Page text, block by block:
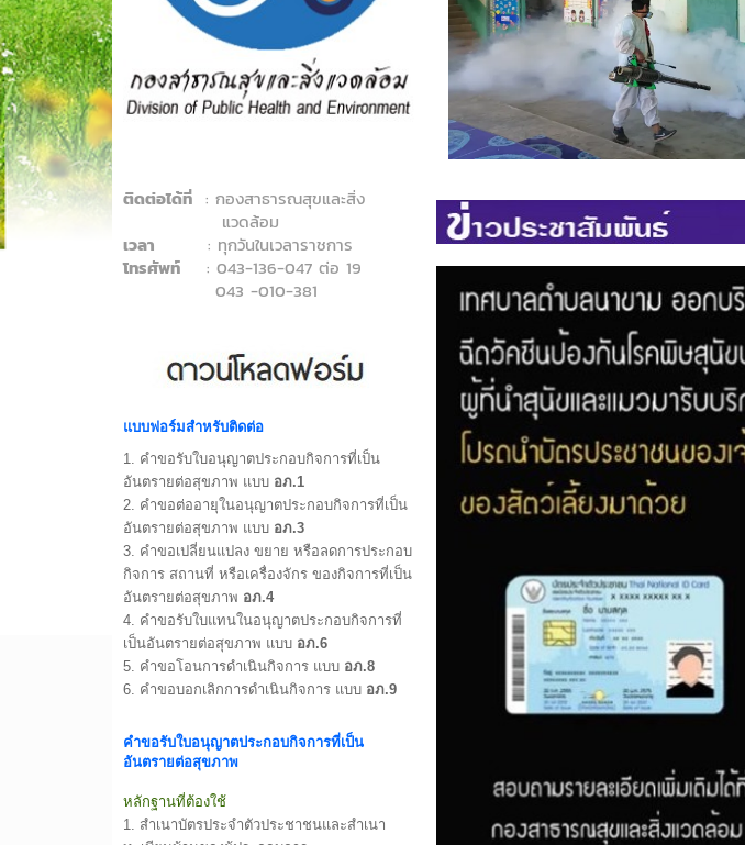
ติดต่อได้ที่ : กองสาธารณสุขและสิ่ง
แวดล้อม
เวลา : ทุกวันในเวลาราชการ
โทรศัพท์ : 043-136-047 ต่อ 19
043 -010-381
แบบฟอร์มสำหรับติดต่อ
1. คำขอรับใบอนุญาตประกอบกิจการที่เป็น
อันตรายต่อสุขภาพ แบบ อภ.1
2. คำขอต่ออายุในอนุญาตประกอบกิจการที่เป็น
อันตรายต่อสุขภาพ แบบ อภ.3
3. คำขอเปลี่ยนแปลง ขยาย หรือลดการประกอบ
กิจการ สถานที่ หรือเครื่องจักร ของกิจการที่เป็น
อันตรายต่อสุขภาพ อภ.4
4. คำขอรับใบแทนในอนุญาตประกอบกิจการที่
เป็นอันตรายต่อสุขภาพ แบบ อภ.6
5. คำขอโอนการดำเนินกิจการ แบบ อภ.8
6. คำขอบอกเลิกการดำเนินกิจการ แบบ อภ.9
คำขอรับใบอนุญาตประกอบกิจการที่เป็น
อันตรายต่อสุขภาพ
หลักฐานที่ต้องใช้
1. สำเนาบัตรประจำตัวประชาชนและสำเนา